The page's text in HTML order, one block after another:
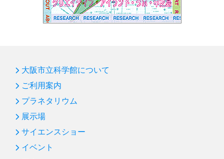
大阪市立科学館について
ご利用案内
プラネタリウム
展示場
サイエンスショー
イベント